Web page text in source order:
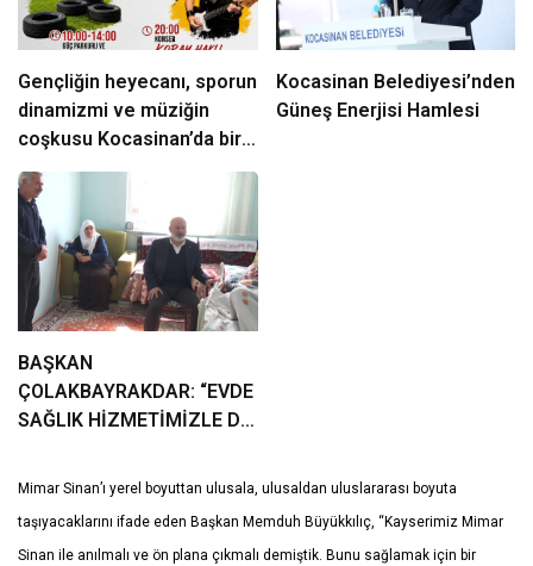
Gençliğin heyecanı, sporun
dinamizmi ve müziğin
coşkusu Kocasinan’da bir
araya geliyor!
Kocasinan Belediyesi’nden
Güneş Enerjisi Hamlesi
BAŞKAN
ÇOLAKBAYRAKDAR: “EVDE
SAĞLIK HİZMETİMİZLE DE
DOKUNUYORUZ”
Mimar Sinan’ı yerel boyuttan ulusala, ulusaldan uluslararası boyuta
taşıyacaklarını ifade eden Başkan Memduh Büyükkılıç, “Kayserimiz Mimar
Sinan ile anılmalı ve ön plana çıkmalı demiştik. Bunu sağlamak için bir